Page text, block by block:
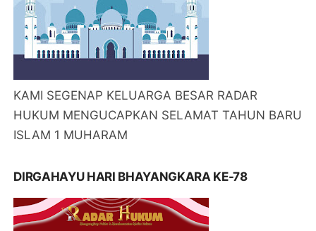
KAMI SEGENAP KELUARGA BESAR RADAR
HUKUM MENGUCAPKAN SELAMAT TAHUN BARU
ISLAM 1 MUHARAM
DIRGAHAYU HARI BHAYANGKARA KE-78